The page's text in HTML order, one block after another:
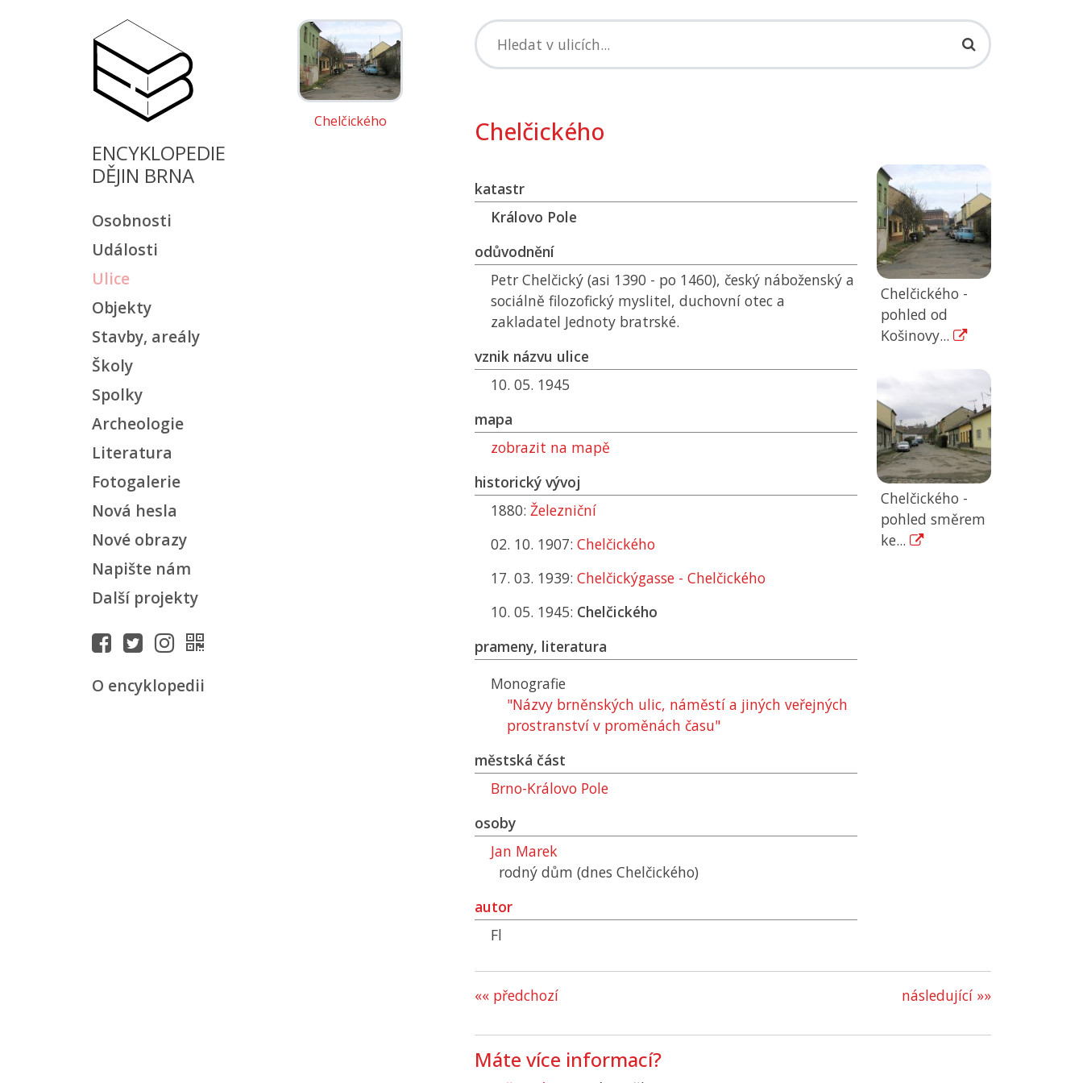
ENCYKLOPEDIE
DĚJIN BRNA
Osobnosti
Události
Ulice
Objekty
Stavby, areály
Školy
Spolky
Archeologie
Literatura
Fotogalerie
Nová hesla
Nové obrazy
Napište nám
Další projekty
O encyklopedii
Chelčického Chelčického
katastr
Královo Pole
odůvodnění
Petr Chelčický (asi 1390 - po 1460), český náboženský a
sociálně filozofický myslitel, duchovní otec a
zakladatel Jednoty bratrské.
vznik názvu ulice
10. 05. 1945
mapa
zobrazit na mapě
historický vývoj
1880: Železniční
02. 10. 1907: Chelčického
17. 03. 1939: Chelčickýgasse - Chelčického
10. 05. 1945: Chelčického
prameny, literatura
Monografie
"Názvy brněnských ulic, náměstí a jiných veřejných
prostranství v proměnách času"
městská část
Brno-Královo Pole
osoby
Jan Marek
rodný dům (dnes Chelčického)
autor
Fl
Chelčického -
pohled od
Košinovy...
Chelčického -
pohled směrem
ke...
«« předchozí následující »»
Máte více informací?